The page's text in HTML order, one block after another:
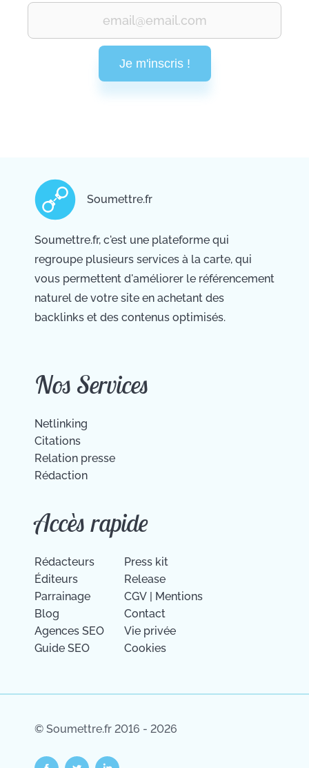
Je m'inscris !
Soumettre.fr
Soumettre.fr, c'est une plateforme qui
regroupe plusieurs services à la carte, qui
vous permettent d'améliorer le référencement
naturel de votre site en achetant des
backlinks et des contenus optimisés.
Nos Services
Netlinking
Citations
Relation presse
Rédaction
Accès rapide
Rédacteurs
Éditeurs
Parrainage
Blog
Agences SEO
Guide SEO
Press kit
Release
CGV | Mentions
Contact
Vie privée
Cookies
© Soumettre.fr 2016 - 2026